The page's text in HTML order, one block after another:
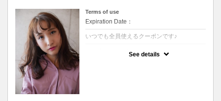
Terms of use
Expiration Date：
いつでも全員使えるクーポンです♪
See details